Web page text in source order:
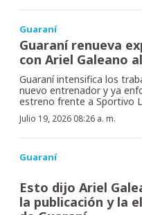
Guaraní
Guaraní renueva
con Ariel Galeano
Guaraní intensifica los
nuevo entrenador y ya
estreno frente a Sportivo
Julio 19, 2026 08:26 a. m.
Guaraní
Esto dijo Ariel
la publicación y la